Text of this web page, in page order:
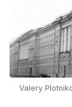
Valery